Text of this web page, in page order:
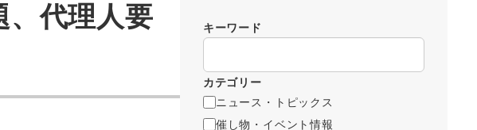
、代理人要
キーワード
カテゴリー
ニュース・トピックス
催し物・イベント情報